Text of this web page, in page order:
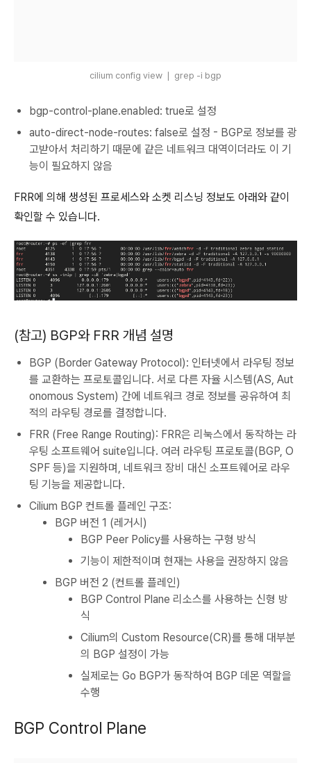
cilium config view ❘ grep -i bgp
bgp-control-plane.enabled: true로 설정
auto-direct-node-routes: false로 설정 - BGP로 정보를 광
고받아서 처리하기 때문에 같은 네트워크 대역이더라도 이 기
능이 필요하지 않음
FRR에 의해 생성된 프로세스와 소켓 리스닝 정보도 아래와 같이
확인할 수 있습니다.
(참고) BGP와 FRR 개념 설명
BGP (Border Gateway Protocol): 인터넷에서 라우팅 정보
를 교환하는 프로토콜입니다. 서로 다른 자율 시스템(AS, Aut
onomous System) 간에 네트워크 경로 정보를 공유하여 최
적의 라우팅 경로를 결정합니다.
FRR (Free Range Routing): FRR은 리눅스에서 동작하는 라
우팅 소프트웨어 suite입니다. 여러 라우팅 프로토콜(BGP, O
SPF 등)을 지원하며, 네트워크 장비 대신 소프트웨어로 라우
팅 기능을 제공합니다.
Cilium BGP 컨트롤 플레인 구조:
BGP 버전 1 (레거시)
BGP Peer Policy를 사용하는 구형 방식
기능이 제한적이며 현재는 사용을 권장하지 않음
BGP 버전 2 (컨트롤 플레인)
BGP Control Plane 리소스를 사용하는 신형 방
식
Cilium의 Custom Resource(CR)를 통해 대부분
의 BGP 설정이 가능
실제로는 Go BGP가 동작하여 BGP 데몬 역할을
수행
BGP Control Plane